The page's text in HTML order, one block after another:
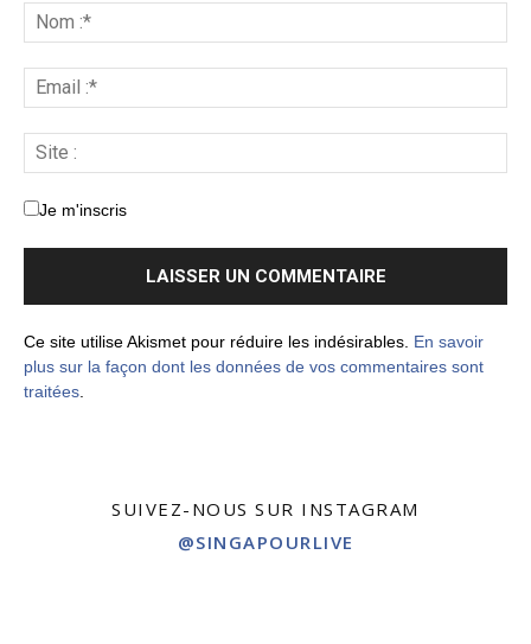
Je m'inscris
Ce site utilise Akismet pour réduire les indésirables. En savoir
plus sur la façon dont les données de vos commentaires sont
traitées
SUIVEZ-NOUS SUR INSTAGRAM
@SINGAPOURLIVE